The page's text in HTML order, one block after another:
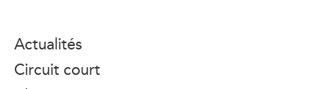
Actualités
Circuit court